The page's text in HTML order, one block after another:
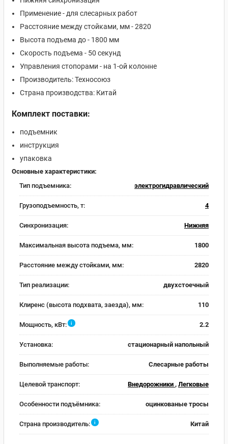
Применение - для слесарных работ
Расстояние между стойками, мм - 2820
Высота подъема до - 1800 мм
Скорость подъема - 50 секунд
Управления стопорами - на 1-ой колонне
Производитель: Техносоюз
Страна производства: Китай
Комплект поставки:
подъемник
инструкция
упаковка
Основные характеристики:
Тип подъемника:
электрогидравлический
Грузоподъемность, т: 4
Синхронизация: Нижняя
Максимальная высота подъема, мм: 1800
Расстояние между стойками, мм: 2820
Тип реализации: двухстоечный
Клиренс (высота подхвата, заезда), мм: 110
Мощность, кВт: i 2.2
Установка: стационарный напольный
Выполняемые работы: Слесарные работы
Целевой транспорт: Внедорожники , Легковые
Особенности подъёмника: оцинкованые тросы
Страна производитель: i Китай